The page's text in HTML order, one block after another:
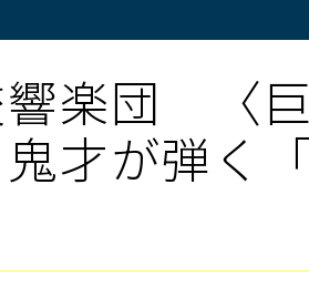
楽団 〈
鬼才が弾く